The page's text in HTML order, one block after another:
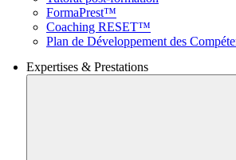
FormaPrest™
Coaching RESET™
Plan de Développement des
Expertises & Prestations